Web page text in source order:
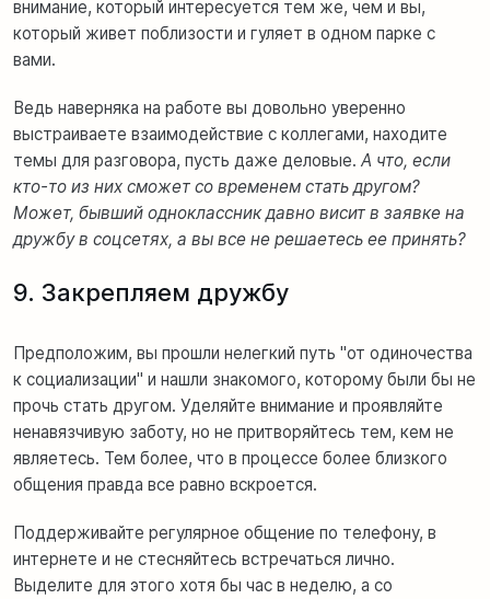
внимание, который интересуется тем же, чем и вы,
который живет поблизости и гуляет в одном парке с
вами.
Ведь наверняка на работе вы довольно уверенно
выстраиваете взаимодействие с коллегами, находите
темы для разговора, пусть даже деловые. А что, если
кто-то из них сможет со временем стать другом?
Может, бывший одноклассник давно висит в заявке на
дружбу в соцсетях, а вы все не решаетесь ее принять?
9. Закрепляем дружбу
Предположим, вы прошли нелегкий путь "от одиночества
к социализации" и нашли знакомого, которому были бы не
прочь стать другом. Уделяйте внимание и проявляйте
ненавязчивую заботу, но не притворяйтесь тем, кем не
являетесь. Тем более, что в процессе более близкого
общения правда все равно вскроется.
Поддерживайте регулярное общение по телефону, в
интернете и не стесняйтесь встречаться лично.
Выделите для этого хотя бы час в неделю, а со